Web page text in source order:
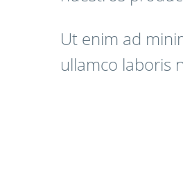
Ut enim ad
ullamco laboris